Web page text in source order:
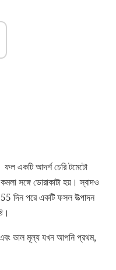
ফল একটি আদর্শ চেরি টমেটো
সঙ্গে ডোরাকাটা হয়। স্বাদও
55 দিন পরে একটি ফসল উত্পাদন
এবং ভাল মূল্য যখন আপনি প্রথম,